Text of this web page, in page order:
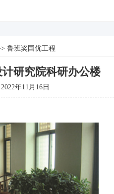
鲁班奖国优工程
研究院科研办公楼
年11月16日